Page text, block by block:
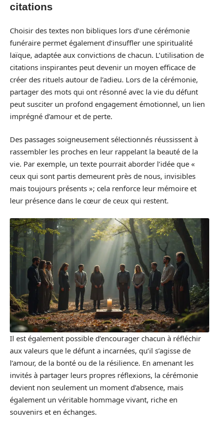
citations
Choisir des textes non bibliques lors d’une cérémonie
funéraire permet également d’insuffler une spiritualité
laïque, adaptée aux convictions de chacun. L’utilisation de
citations inspirantes peut devenir un moyen efficace de
créer des rituels autour de l’adieu. Lors de la cérémonie,
partager des mots qui ont résonné avec la vie du défunt
peut susciter un profond engagement émotionnel, un lien
imprégné d’amour et de perte.
Des passages soigneusement sélectionnés réussissent à
rassembler les proches en leur rappelant la beauté de la
vie. Par exemple, un texte pourrait aborder l’idée que «
ceux qui sont partis demeurent près de nous, invisibles
mais toujours présents »; cela renforce leur mémoire et
leur présence dans le cœur de ceux qui restent.
Il est également possible d’encourager chacun à réfléchir
aux valeurs que le défunt a incarnées, qu’il s’agisse de
l’amour, de la bonté ou de la résilience. En amenant les
invités à partager leurs propres réflexions, la cérémonie
devient non seulement un moment d’absence, mais
également un véritable hommage vivant, riche en
souvenirs et en échanges.